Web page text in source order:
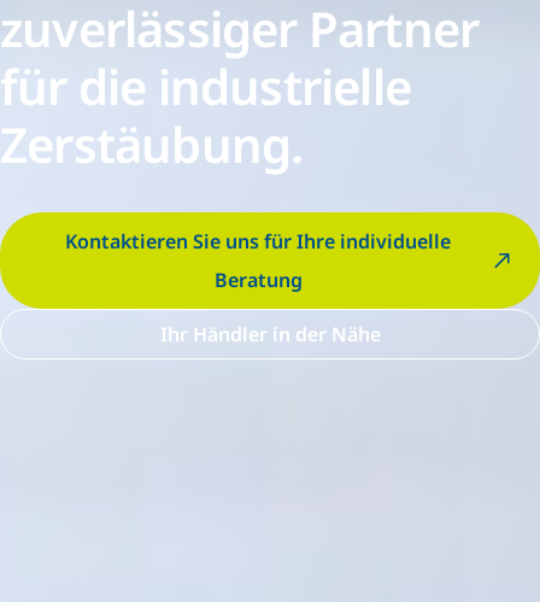
zuverlässiger Partner
für die industrielle
Zerstäubung.
Kontaktieren Sie uns für Ihre individuelle
Beratung
Ihr Händler in der Nähe